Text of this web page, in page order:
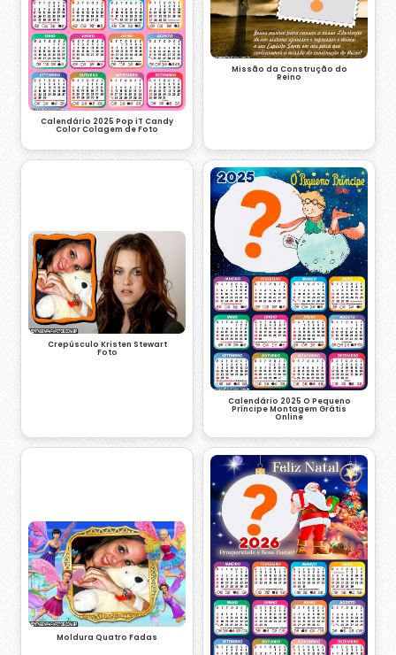
Calendário 2025 Pop iT Candy
Color Colagem de Foto
Missão da Construção do
Reino
Crepúsculo Kristen Stewart
Foto
Calendário 2025 O Pequeno
Príncipe Montagem Grátis
Online
Moldura Quatro Fadas